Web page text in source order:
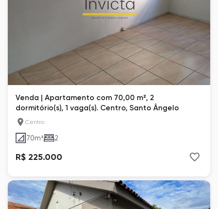
Venda | Apartamento com 70,00 m², 2
dormitório(s), 1 vaga(s). Centro, Santo Ângelo
Centro
70m² 2
R$ 225.000